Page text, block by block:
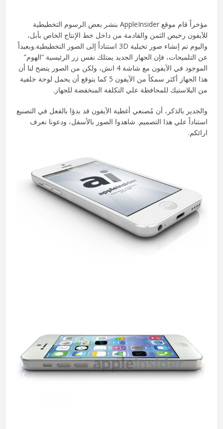
مؤخراً قام موقع AppleInsider بنشر بعض الرسوم التخطيطية
للآيفون رخيص الثمن والقادمة من داخل خط الإنتاج الخاص بأبل،
واليوم تم إنشاء صور تخيلية 3D استناداً إلى الصور التخطيطية.
وبعيداً
عن التلميحات، فإن الجهاز الجديد يمتلك نفس زر الرئيسية “الهوم”
الموجود في الآيفون مع شاشة 4 انش، ولكن من الصور يتضح لنا أن
هذا الجهاز أكثر سمكاً من الآيفون 5 كما يتوقع أن يحمل لوحة خلفية
من البلاستيك للمحافظة علي التكلفة المنخفضة للجهاز.
والجدير بالذكر، أن مُصنعي أغطية الآيفون قد بدؤا بالفعل في التصنيع
استناداً علي هذا التصميم. شاهدوا الصور بالأسفل، ودعونا نعرف
ارائكم.